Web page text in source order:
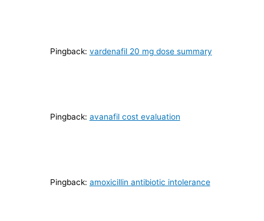
Pingback: vardenafil 20 mg dose summary
Pingback: avanafil cost evaluation
Pingback: amoxicillin antibiotic intolerance